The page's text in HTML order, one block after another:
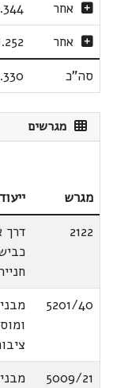
אחר
אחר
סה"כ
מגרשים
מגרש ייעוד
2122
דרך
5201/40
5009/21